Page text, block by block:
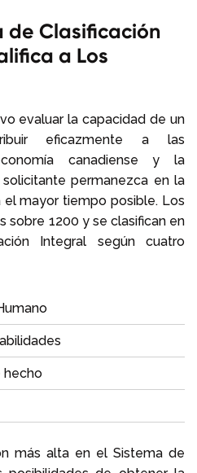
de Clasificación
a Los
evaluar la capacidad de un
eficazmente a las
canadiense y la
permanezca en la
mayor tiempo posible. Los
sobre 1200 y se clasifican en
Integral según cuatro
hecho
más alta en el Sistema de